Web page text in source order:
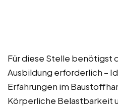
Für diese Stelle benötigst
Ausbildung erforderlich –
Erfahrungen im
Körperliche Belastbarkeit